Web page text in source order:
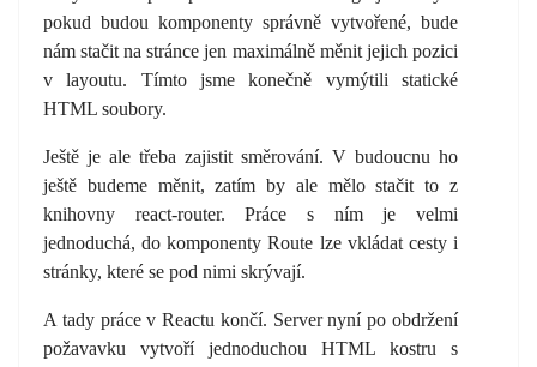
pokud budou komponenty správně vytvořené, bude
nám stačit na stránce jen maximálně měnit jejich pozici
v layoutu. Tímto jsme konečně vymýtili statické
HTML soubory.
Ještě je ale třeba zajistit směrování. V budoucnu ho
ještě budeme měnit, zatím by ale mělo stačit to z
knihovny react-router. Práce s ním je velmi
jednoduchá, do komponenty Route lze vkládat cesty i
stránky, které se pod nimi skrývají.
A tady práce v Reactu končí. Server nyní po obdržení
požavavku vytvoří jednoduchou HTML kostru s